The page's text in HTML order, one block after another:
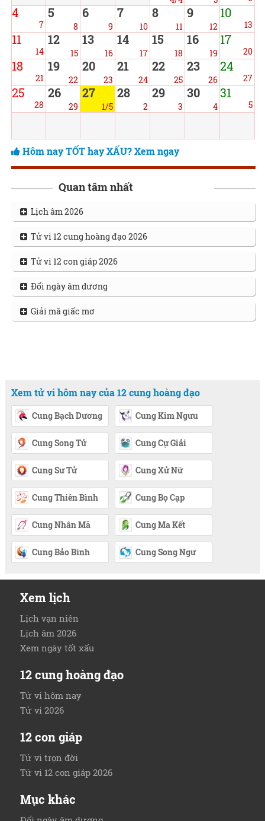
4
7
5
8
6
9
7
10
8
11
9
12
10
13
11
14
12
15
13
16
14
17
15
18
16
19
17
20
18
21
19
22
20
23
21
24
22
25
23
26
24
27
25
28
26
29
27
1/5
28
2
29
3
30
4
31
5
Hôm nay TỐT hay XẤU? Xem ngay
Quan tâm nhất
Lịch âm 2026
Tử vi 12 cung hoàng đạo 2026
Tử vi 12 con giáp 2026
Đổi ngày âm dương
Giải mã giấc mơ
Xem tử vi hôm nay của 12 cung hoàng đạo
Cung Bạch Dương Cung Kim Ngưu
Cung Song Tử Cung Cự Giải
Cung Sư Tử Cung Xử Nữ
Cung Thiên Bình Cung Bọ Cạp
Cung Nhân Mã Cung Ma Kết
Cung Bảo Bình Cung Song Ngư
Xem lịch
Lịch vạn niên
Lịch âm 2026
Xem ngày tốt xấu
12 cung hoàng đạo
Tử vi hôm nay
Tử vi 2026
12 con giáp
Tử vi trọn đời
Tử vi 12 con giáp 2026
Mục khác